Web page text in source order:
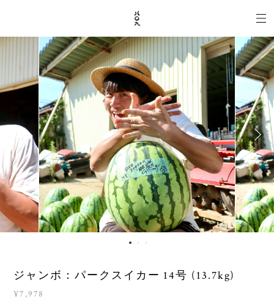
ジャンボ：パークスイカー 14号 (13.7kg)
¥7,978